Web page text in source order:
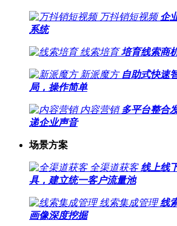
万抖销短视频 企
系统
线索培育 培育线索商
新派魔方 自助式快速
局，操作简单
内容营销 多平台整合
递企业声音
场景方案
全渠道获客 线上线
具，建立统一客户流量池
线索集成管理 线
画像深度挖掘